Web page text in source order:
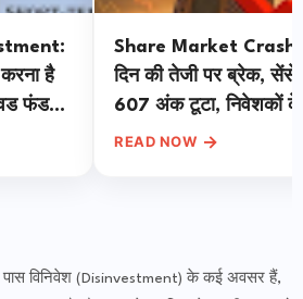
है
फंड
रिटर्न
Share Market Crash:
दिन की तेजी पर ब्रेक,
607 अंक टूटा, निवेशकों के
1.35 लाख करोड़ डूबे
READ NOW →
विनिवेश (Disinvestment) के कई अवसर हैं,